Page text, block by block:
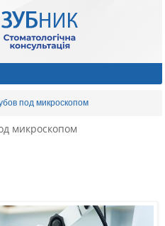
под микроскопом
микроскопом